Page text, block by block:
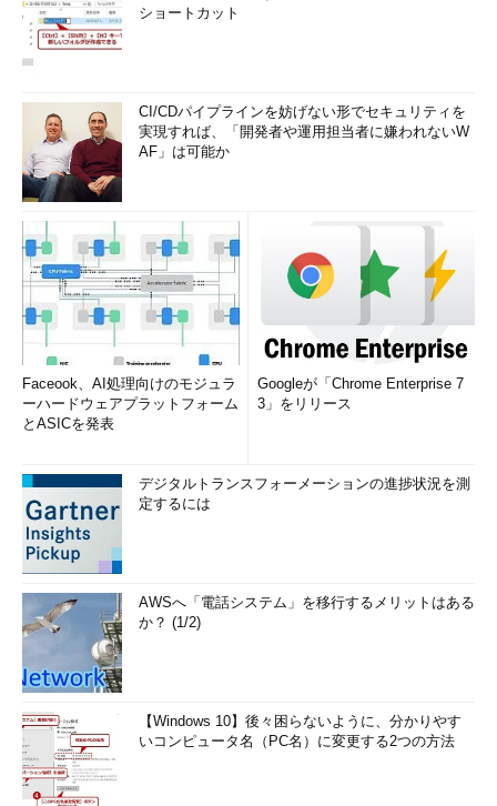
ショートカット
CI/CDパイプラインを妨げない形でセキュリティを
実現すれば、「開発者や運用担当者に嫌われないW
AF」は可能か
Faceook、AI処理向けのモジュラ
ーハードウェアプラットフォーム
とASICを発表
Googleが「Chrome Enterprise 7
3」をリリース
デジタルトランスフォーメーションの進捗状況を測
定するには
AWSへ「電話システム」を移行するメリットはある
か？ (1/2)
【Windows 10】後々困らないように、分かりやす
いコンピュータ名（PC名）に変更する2つの方法